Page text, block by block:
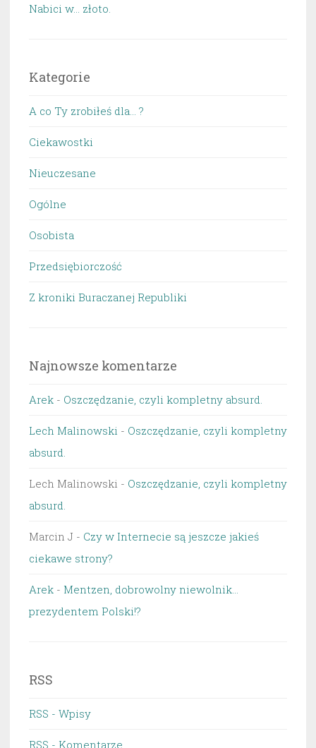
Nabici w... złoto.
Kategorie
A co Ty zrobiłeś dla… ?
Ciekawostki
Nieuczesane
Ogólne
Osobista
Przedsiębiorczość
Z kroniki Buraczanej Republiki
Najnowsze komentarze
Arek - Oszczędzanie, czyli kompletny absurd.
Lech Malinowski - Oszczędzanie, czyli kompletny
absurd.
Lech Malinowski - Oszczędzanie, czyli kompletny
absurd.
Marcin J - Czy w Internecie są jeszcze jakieś
ciekawe strony?
Arek - Mentzen, dobrowolny niewolnik…
prezydentem Polski!?
RSS
RSS - Wpisy
RSS - Komentarze